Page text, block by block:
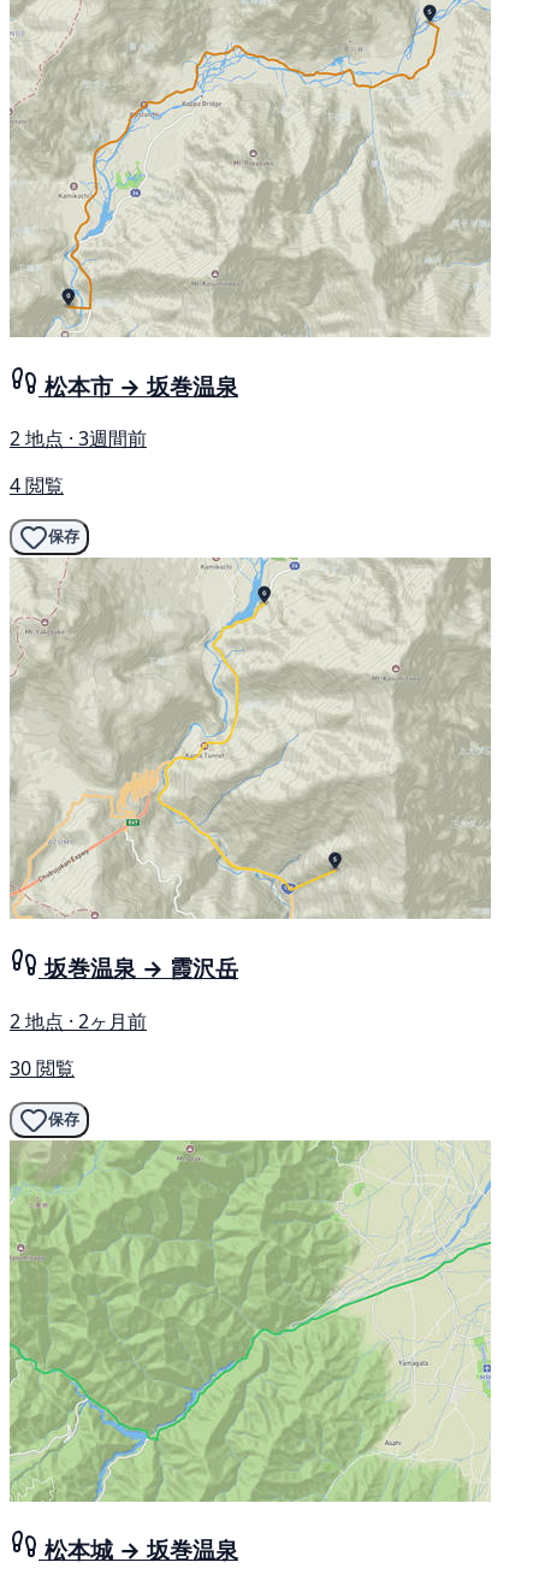
松本市 → 坂巻温泉
2 地点 · 3週間前
4 閲覧
保存
坂巻温泉 → 霞沢岳
2 地点 · 2ヶ月前
30 閲覧
保存
松本城 → 坂巻温泉